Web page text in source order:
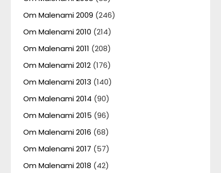
Om Malenami 2009 (246)
Om Malenami 2010 (214)
Om Malenami 2011 (208)
Om Malenami 2012 (176)
Om Malenami 2013 (140)
Om Malenami 2014 (90)
Om Malenami 2015 (96)
Om Malenami 2016 (68)
Om Malenami 2017 (57)
Om Malenami 2018 (42)